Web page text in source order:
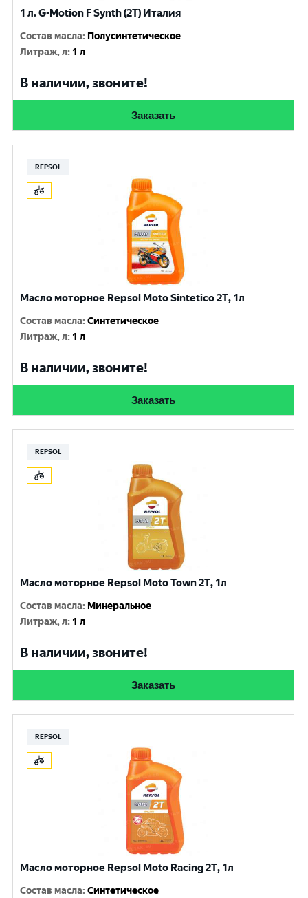
1 л. G-Motion F Synth (2T) Италия
Состав масла: Полусинтетическое
Литраж, л: 1 л
В наличии, звоните!
Заказать
REPSOL
Масло моторное Repsol Moto Sintetico 2T, 1л
Состав масла:Синтетическое
Литраж, л: 1 л
В наличии, звоните!
Заказать
REPSOL
Масло моторное Repsol Moto Town 2Т, 1л
Состав масла: Минеральное
Литраж, л: 1 л
В наличии, звоните!
Заказать
REPSOL
Масло моторное Repsol Moto Racing 2T, 1л
Состав масла:Синтетическое